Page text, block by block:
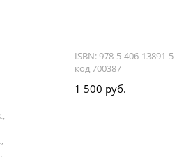
ISBN: 978-5-406-13891-5
код 700387
1 500 руб.